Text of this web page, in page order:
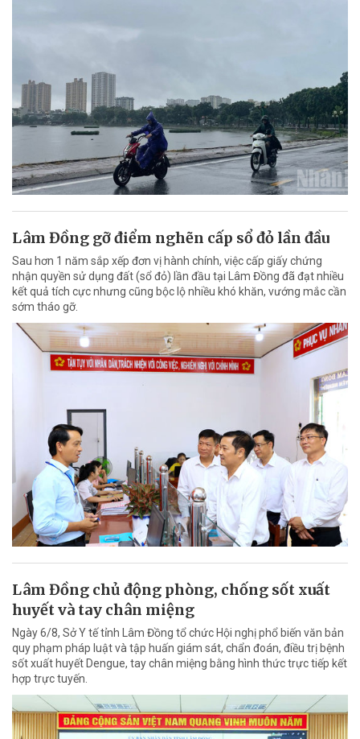
Lâm Đồng gỡ điểm nghẽn cấp sổ đỏ lần đầu
Sau hơn 1 năm sắp xếp đơn vị hành chính, việc cấp giấy chứng
nhận quyền sử dụng đất (sổ đỏ) lần đầu tại Lâm Đồng đã đạt nhiều
kết quả tích cực nhưng cũng bộc lộ nhiều khó khăn, vướng mắc cần
sớm tháo gỡ.
Lâm Đồng chủ động phòng, chống sốt xuất
huyết và tay chân miệng
Ngày 6/8, Sở Y tế tỉnh Lâm Đồng tổ chức Hội nghị phổ biến văn bản
quy phạm pháp luật và tập huấn giám sát, chẩn đoán, điều trị bệnh
sốt xuất huyết Dengue, tay chân miệng bằng hình thức trực tiếp kết
hợp trực tuyến.